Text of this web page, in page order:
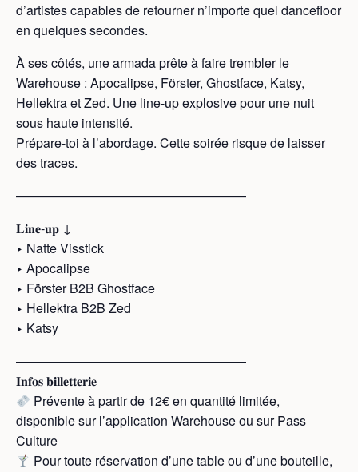
d’artistes capables de retourner n’importe quel dancefloor
en quelques secondes.
À ses côtés, une armada prête à faire trembler le
Warehouse : Apocalipse, Förster, Ghostface, Katsy,
Hellektra et Zed. Une line-up explosive pour une nuit
sous haute intensité.
Prépare-toi à l’abordage. Cette soirée risque de laisser
des traces.
——————————————————
𝐋𝐢𝐧𝐞-𝐮𝐩 ↓
‣ Natte Visstick
‣ Apocalipse
‣ Förster B2B Ghostface
‣ Hellektra B2B Zed
‣ Katsy
——————————————————
𝐈𝐧𝐟𝐨𝐬 𝐛𝐢𝐥𝐥𝐞𝐭𝐭𝐞𝐫𝐢𝐞
Prévente à partir de 12€ en quantité limitée,
disponible sur l’application Warehouse ou sur Pass
Culture
Pour toute réservation d’une table ou d’une bouteille,